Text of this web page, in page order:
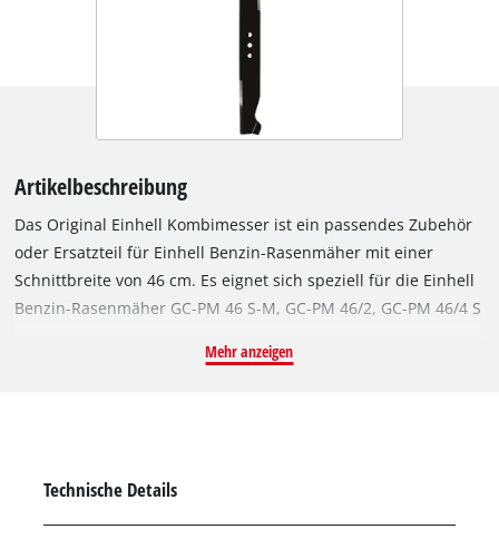
Artikelbeschreibung
Das Original Einhell Kombimesser ist ein passendes Zubehör
oder Ersatzteil für Einhell Benzin-Rasenmäher mit einer
Schnittbreite von 46 cm. Es eignet sich speziell für die Einhell
Benzin-Rasenmäher GC-PM 46 S-M, GC-PM 46/2, GC-PM 46/4 S
aus Stahl mit zwei präzisen, scharf geschliffenen Schneiden
Einhell Ersatzmesser ausgetauscht werden.
Mehr anzeigen
Technische Details